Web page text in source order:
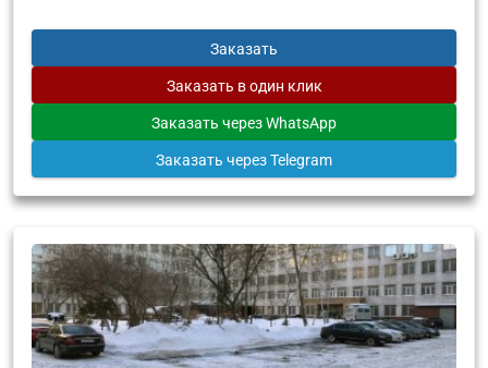
Заказать
Заказать в один клик
Заказать через WhatsApp
Заказать через Telegram